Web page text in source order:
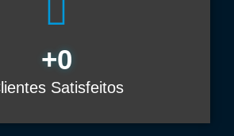
Satisfeitos
+0